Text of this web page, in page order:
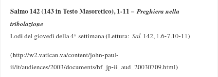
Salmo 142 (143 in Testo Masoretico), 1-11 – Preghiera nella
tribolazione
Lodi del giovedì della 4a settimana (Lettura:Sal 142, 1.6-7.10-11)
(http://w2.vatican.va/content/john-paul-
ii/it/audiences/2003/documents/hf_jp-ii_aud_20030709.html)